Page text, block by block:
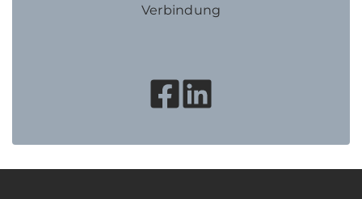
Verbindung